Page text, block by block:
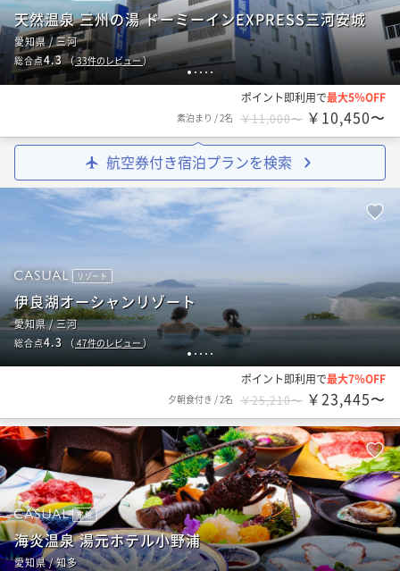
1 2 3 4 5
天然温泉 三州の湯 ドーミーインEXPRESS三河安城
愛知県 / 三河
総合点4.3 （33件のレビュー）
ポイント即利用で最大5％OFF
素泊まり /2名 ￥11,000〜 ￥10,450〜
航空券付き宿泊プランを検索
1 2 3 4 5
リゾート
伊良湖オーシャンリゾート
愛知県 / 三河
総合点4.3 （ 47件のレビュー）
ポイント即利用で最大7％OFF
夕朝食付き /2名 ￥25,210〜 ￥23,445〜
旅館
海炎温泉 湯元ホテル小野浦
愛知県 / 知多